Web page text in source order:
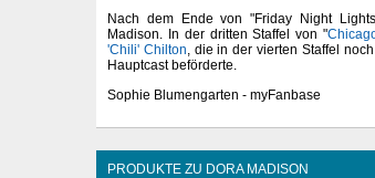
Nach dem Ende von "Friday Night
Madison. In der dritten Staffel von "
'Chili' Chilton, die in der vierten Staffel
Hauptcast beförderte.
Sophie Blumengarten - myFanbase
PRODUKTE ZU DORA MADISON